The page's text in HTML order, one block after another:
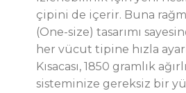
çipini de içerir. Buna
(One-size) tasarımı
her vücut tipine hızla
Kısacası, 1850 gramlık
sisteminize gereksiz bir